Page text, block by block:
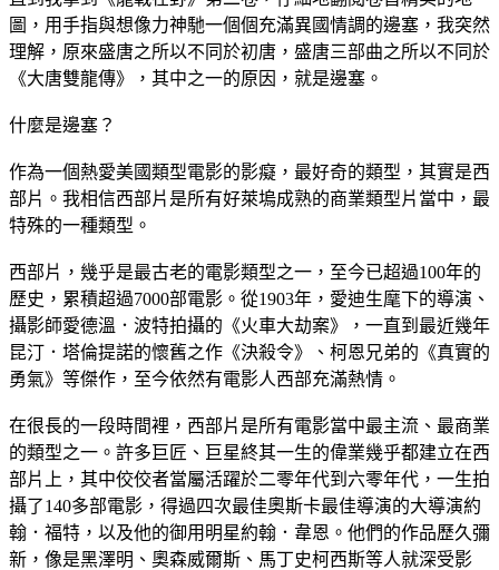
圖，用手指與想像力神馳一個個充滿異國情調的邊塞，我突然
理解，原來盛唐之所以不同於初唐，盛唐三部曲之所以不同於
《大唐雙龍傳》，其中之一的原因，就是邊塞。
什麼是邊塞？
作為一個熱愛美國類型電影的影癡，最好奇的類型，其實是西
部片。我相信西部片是所有好萊塢成熟的商業類型片當中，最
特殊的一種類型。
西部片，幾乎是最古老的電影類型之一，至今已超過100年的
歷史，累積超過7000部電影。從1903年，愛迪生麾下的導演、
攝影師愛德溫．波特拍攝的《火車大劫案》，一直到最近幾年
昆汀．塔倫提諾的懷舊之作《決殺令》、柯恩兄弟的《真實的
勇氣》等傑作，至今依然有電影人西部充滿熱情。
在很長的一段時間裡，西部片是所有電影當中最主流、最商業
的類型之一。許多巨匠、巨星終其一生的偉業幾乎都建立在西
部片上，其中佼佼者當屬活躍於二零年代到六零年代，一生拍
攝了140多部電影，得過四次最佳奧斯卡最佳導演的大導演約
翰．福特，以及他的御用明星約翰．韋恩。他們的作品歷久彌
新，像是黑澤明、奧森威爾斯、馬丁史柯西斯等人就深受影